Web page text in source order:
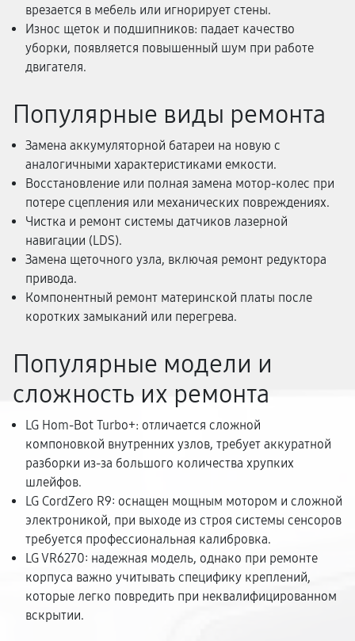
врезается в мебель или игнорирует стены.
Износ щеток и подшипников: падает качество
уборки, появляется повышенный шум при работе
двигателя.
Популярные виды ремонта
Замена аккумуляторной батареи на новую с
аналогичными характеристиками емкости.
Восстановление или полная замена мотор-колес при
потере сцепления или механических повреждениях.
Чистка и ремонт системы датчиков лазерной
навигации (LDS).
Замена щеточного узла, включая ремонт редуктора
привода.
Компонентный ремонт материнской платы после
коротких замыканий или перегрева.
Популярные модели и
сложность их ремонта
LG Hom-Bot Turbo+: отличается сложной
компоновкой внутренних узлов, требует аккуратной
разборки из-за большого количества хрупких
шлейфов.
LG CordZero R9: оснащен мощным мотором и сложной
электроникой, при выходе из строя системы сенсоров
требуется профессиональная калибровка.
LG VR6270: надежная модель, однако при ремонте
корпуса важно учитывать специфику креплений,
которые легко повредить при неквалифицированном
вскрытии.